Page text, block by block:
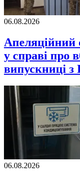
06.08.2026
Апеляційний
у справі про
випускниці
06.08.2026